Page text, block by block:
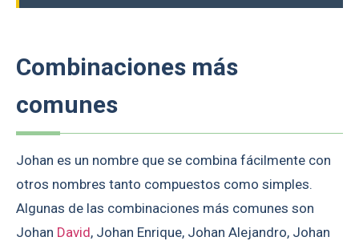
Combinaciones más
comunes
Johan es un nombre que se combina fácilmente con
otros nombres tanto compuestos como simples.
Algunas de las combinaciones más comunes son
Johan David, Johan Enrique, Johan Alejandro, Johan